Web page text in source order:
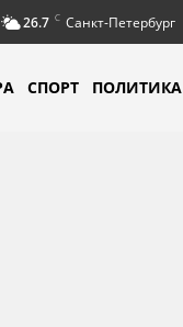
26.7 C Санкт-Петербург
СПОРТ ПОЛИТИКА